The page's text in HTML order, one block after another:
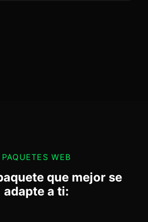
PAQUETES WEB
que mejor se
adapte a ti: